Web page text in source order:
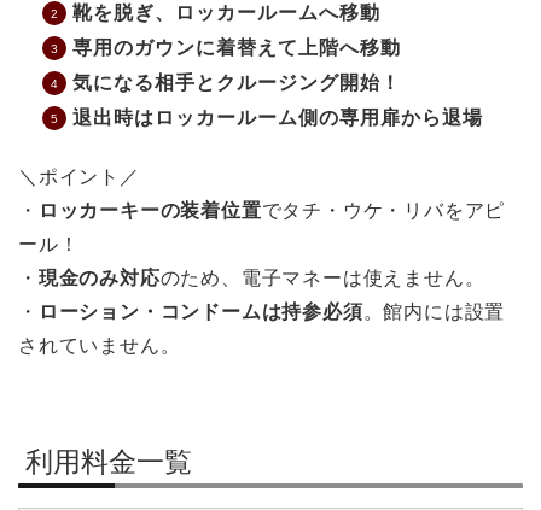
靴を脱ぎ、ロッカールームへ移動
専用のガウンに着替えて上階へ移動
気になる相手とクルージング開始！
退出時はロッカールーム側の専用扉から退場
＼ポイント／
・ ロッカーキーの装着位置でタチ・ウケ・リバをアピ
ール！
・ 現金のみ対応のため、電子マネーは使えません。
・ ローション・コンドームは持参必須。館内には設置
されていません。
利用料金一覧